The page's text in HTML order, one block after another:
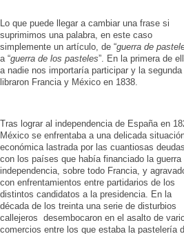
Lo que puede llegar a cambiar una frase si
suprimimos una palabra, en este caso
simplemente un artículo, de “guerra de
a “guerra de los pasteles”. En la primera de
a nadie nos importaría participar y la segunda
libraron Francia y México en 1838.
Tras lograr al independencia de España en
México se enfrentaba a una delicada
económica lastrada por las cuantiosas deudas
con los países que había financiado la guerra
independencia, sobre todo Francia, y
con enfrentamientos entre partidarios de los
distintos candidatos a la presidencia. En la
década de los treinta una serie de disturbios
callejeros desembocaron en el asalto de
comercios entre los que estaba la pastelería